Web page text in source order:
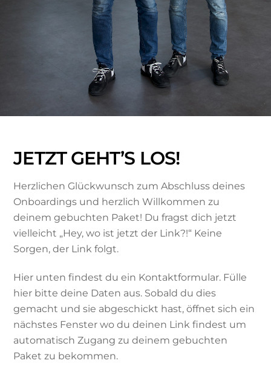
JETZT GEHT’S LOS!
Herzlichen Glückwunsch zum Abschluss deines
Onboardings und herzlich Willkommen zu
deinem gebuchten Paket! Du fragst dich jetzt
vielleicht „Hey, wo ist jetzt der Link?!“ Keine
Sorgen, der Link folgt.
Hier unten findest du ein Kontaktformular. Fülle
hier bitte deine Daten aus. Sobald du dies
gemacht und sie abgeschickt hast, öffnet sich ein
nächstes Fenster wo du deinen Link findest um
automatisch Zugang zu deinem gebuchten
Paket zu bekommen.